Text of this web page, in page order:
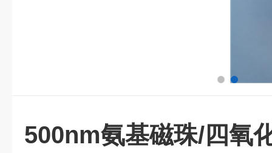
500nm氨基磁珠/四氧